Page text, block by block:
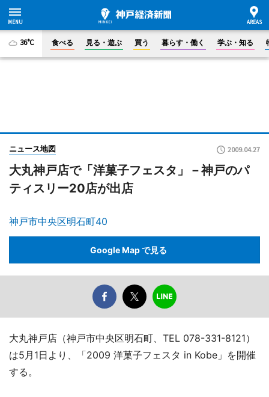
36°C 食べる 見る・遊ぶ 買う 暮らす・働く 学ぶ・知る
ニュース地図 2009.04.27
大丸神戸店で「洋菓子フェスタ」－神戸のパ
ティスリー20店が出店
神戸市中央区明石町40
Google Map で見る
大丸神戸店（神戸市中央区明石町、TEL 078-331-8121）
は5月1日より、「2009 洋菓子フェスタ in Kobe」を開催
する。